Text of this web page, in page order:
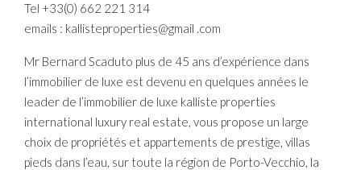
Tel +33(0) 662 221 314
emails : kallisteproperties@gmail .com
Mr Bernard Scaduto plus de 45 ans d’expérience dans
l’immobilier de luxe est devenu en quelques années le
leader de l’immobilier de luxe kalliste properties
international luxury real estate, vous propose un large
choix de propriétés et appartements de prestige, villas
pieds dans l’eau, sur toute la région de Porto-Vecchio, la